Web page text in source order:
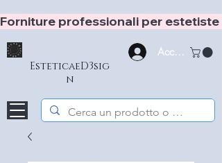
Forniture professionali per
EsteticaeD3sig
n
Accedi